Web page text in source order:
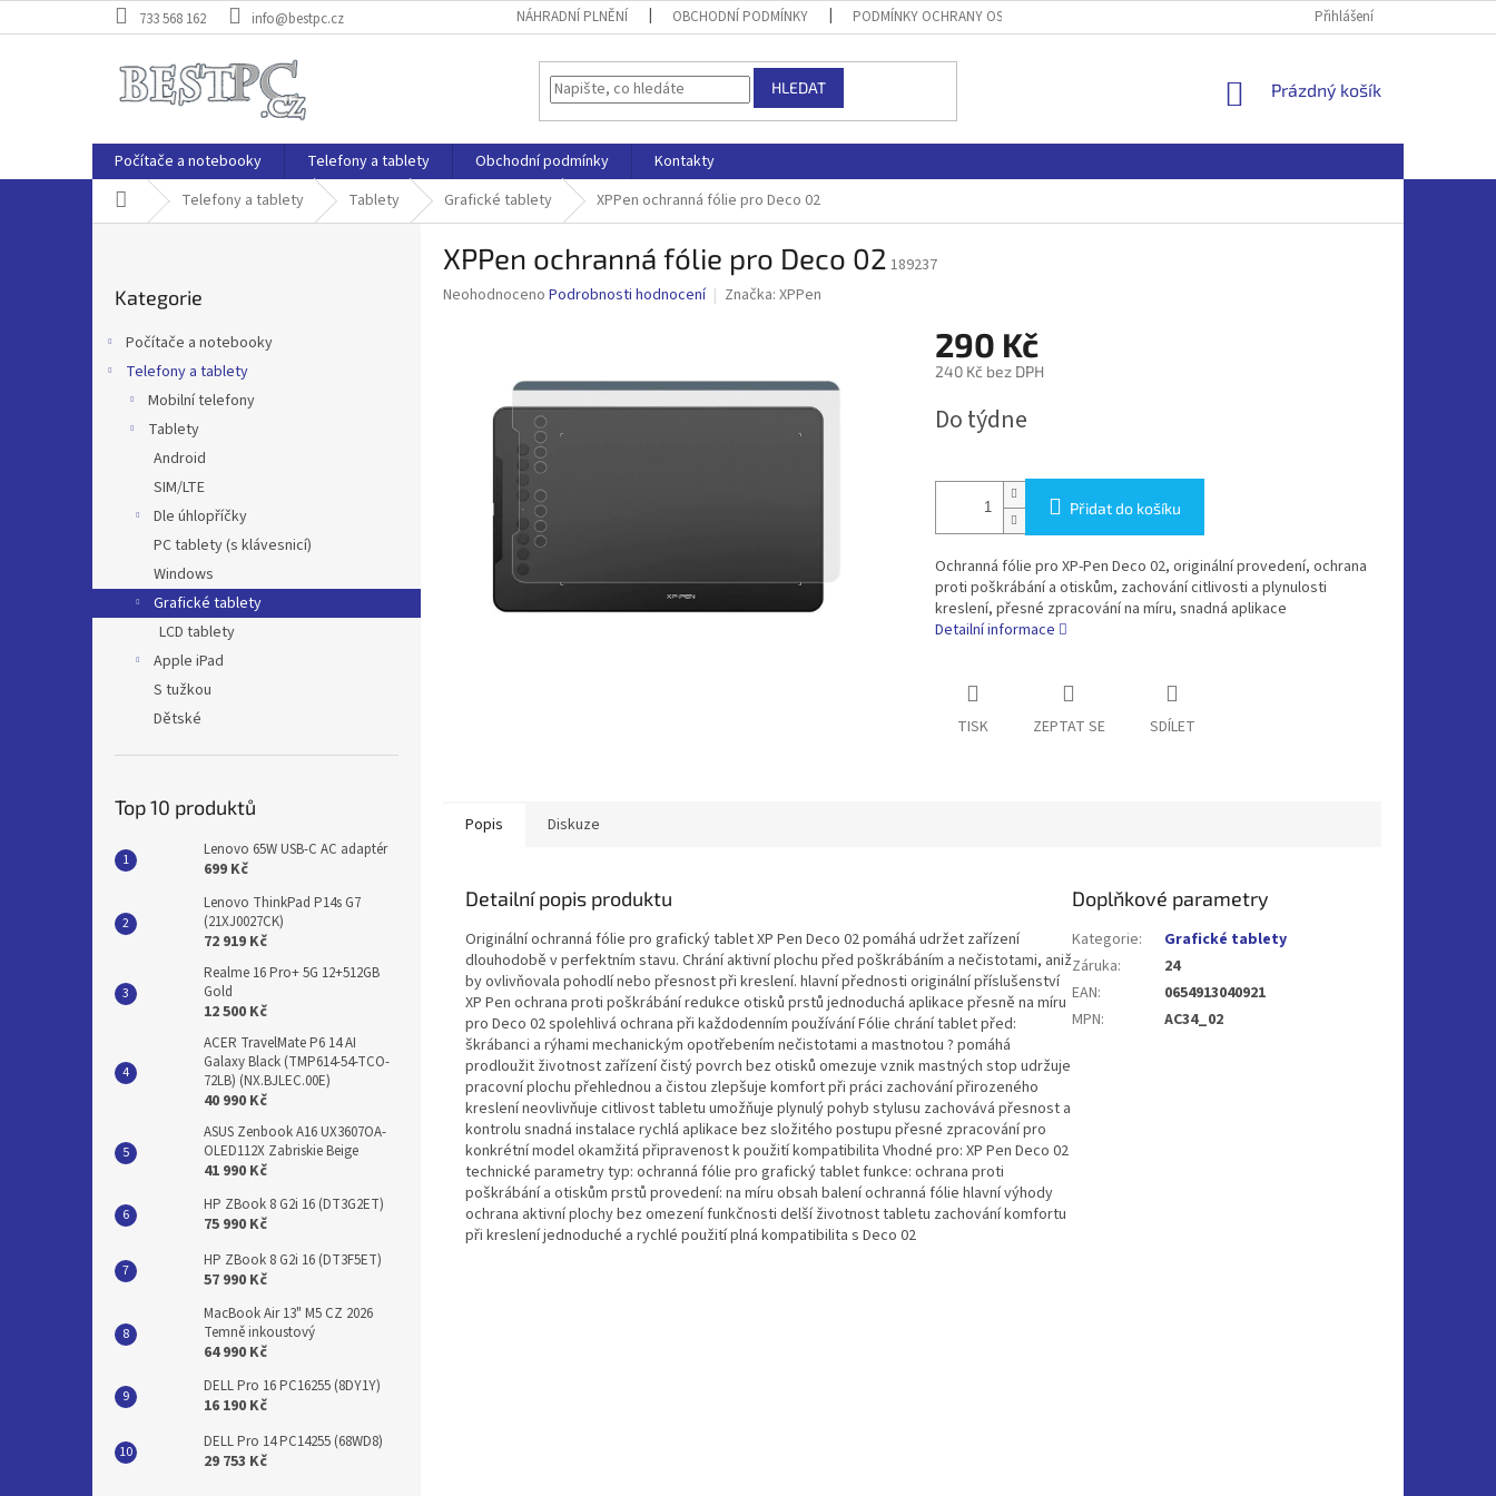
na
733 568 162 info@bestpc.cz NÁHRADNÍ PLNĚNÍ OBCHODNÍ PODMÍNKY PODMÍNKY OCHRANY OSOBNÍCH ÚDAJŮ Přihlášení
HLEDAT
NÁKUPNÍ
Prázdný košík
Počítače a notebooky Telefony a tablety Obchodní podmínky
Kontakty
Domů Telefony a tablety Tablety Grafické tablety XPPen ochranná fólie pro Deco 02
kategorie
Kategorie
Počítače a notebooky
Telefony a tablety
Mobilní telefony
Tablety
Android
SIM/LTE
Dle úhlopříčky
PC tablety (s klávesnicí)
Windows
Grafické tablety
LCD tablety
Apple iPad
S tužkou
Dětské
Top 10 produktů
Lenovo 65W USB-C AC adaptér
699 Kč
Lenovo ThinkPad P14s G7
(21XJ0027CK)
72 919 Kč
Realme 16 Pro+ 5G 12+512GB
Gold
12 500 Kč
ACER TravelMate P6 14 AI
Galaxy Black (TMP614-54-TCO-
72LB) (NX.BJLEC.00E)
40 990 Kč
ASUS Zenbook A16 UX3607OA-
OLED112X Zabriskie Beige
41 990 Kč
HP ZBook 8 G2i 16 (DT3G2ET)
75 990 Kč
HP ZBook 8 G2i 16 (DT3F5ET)
57 990 Kč
MacBook Air 13" M5 CZ 2026
Temně inkoustový
64 990 Kč
DELL Pro 16 PC16255 (8DY1Y)
16 190 Kč
DELL Pro 14 PC14255 (68WD8)
29 753 Kč
XPPen ochranná fólie pro Deco 02 189237
Průměrné
Neohodnoceno Podrobnosti hodnocení Značka: XPPen
290 Kč
240 Kč bez DPH
cena:
Do týdne
Přidat do košíku
Ochranná fólie pro XP-Pen Deco 02, originální provedení, ochrana
proti poškrábání a otiskům, zachování citlivosti a plynulosti
kreslení, přesné zpracování na míru, snadná aplikace
Detailní informace
TISK ZEPTAT SE SDÍLET
Popis Diskuze
Detailní popis produktu
Originální ochranná fólie pro grafický tablet XP Pen Deco 02 pomáhá udržet zařízení
dlouhodobě v perfektním stavu. Chrání aktivní plochu před poškrábáním a nečistotami, aniž
by ovlivňovala pohodlí nebo přesnost při kreslení. hlavní přednosti originální příslušenství
XP Pen ochrana proti poškrábání redukce otisků prstů jednoduchá aplikace přesně na míru
pro Deco 02 spolehlivá ochrana při každodenním používání Fólie chrání tablet před:
škrábanci a rýhami mechanickým opotřebením nečistotami a mastnotou ? pomáhá
prodloužit životnost zařízení čistý povrch bez otisků omezuje vznik mastných stop udržuje
pracovní plochu přehlednou a čistou zlepšuje komfort při práci zachování přirozeného
kreslení neovlivňuje citlivost tabletu umožňuje plynulý pohyb stylusu zachovává přesnost a
kontrolu snadná instalace rychlá aplikace bez složitého postupu přesné zpracování pro
konkrétní model okamžitá připravenost k použití kompatibilita Vhodné pro: XP Pen Deco 02
technické parametry typ: ochranná fólie pro grafický tablet funkce: ochrana proti
poškrábání a otiskům prstů provedení: na míru obsah balení ochranná fólie hlavní výhody
ochrana aktivní plochy bez omezení funkčnosti delší životnost tabletu zachování komfortu
při kreslení jednoduché a rychlé použití plná kompatibilita s Deco 02
Doplňkové parametry
Kategorie:
Grafické tablety
Záruka:
24
EAN:
0654913040921
MPN: AC34_02